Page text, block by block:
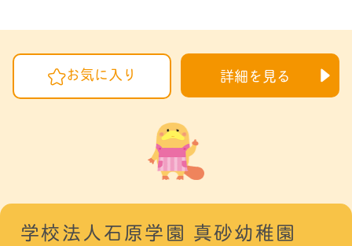
お気に入り 詳細を見る
学校法人石原学園 真砂幼稚園